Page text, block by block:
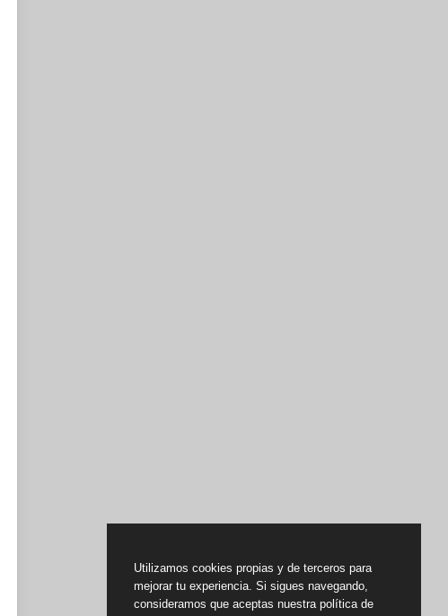
Utilizamos cookies propias y de terceros para
mejorar tu experiencia. Si sigues navegando,
consideramos que aceptas nuestra política de